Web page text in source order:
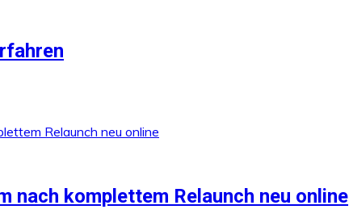
nach komplettem Relaunch neu online